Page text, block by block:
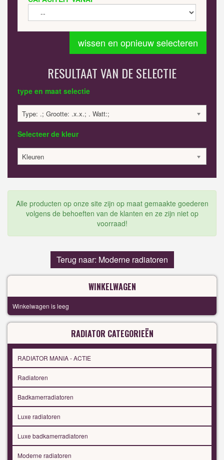
wissen en opnieuw selecteren
RESULTAAT VAN DE SELECTIE
type en maat selectie
Type: .; Grootte: .x.x.; . Watt:;
Selecteer de kleur
Kleuren
Alle producten op onze site zijn op maat gemaakte goederen
volgens de behoeften van de klanten en ze zijn niet op
voorraad!
Terug naar: Moderne radiatoren
WINKELWAGEN
Winkelwagen is leeg
RADIATOR CATEGORIEËN
RADIATOR MANIA - ACTIE
Radiatoren
Badkamerradiatoren
Luxe radiatoren
Luxe badkamerradiatoren
Moderne radiatoren